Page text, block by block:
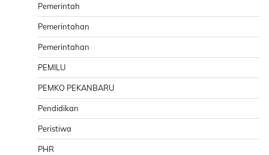
Pemerintah
Pemerintahan
Pemerintahan
PEMILU
PEMKO PEKANBARU
Pendidikan
Peristiwa
PHR